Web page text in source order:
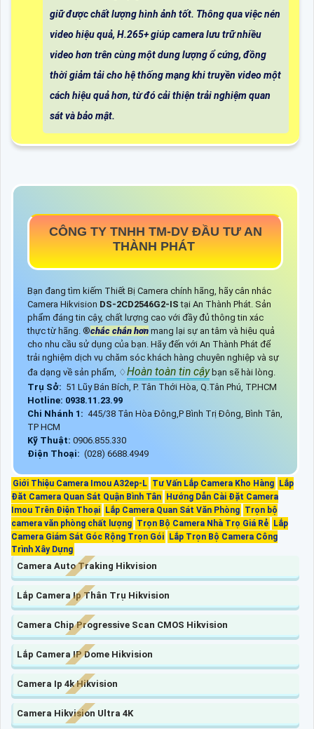
giữ được chất lượng hình ảnh tốt. Thông qua việc nén
video hiệu quả, H.265+ giúp camera lưu trữ nhiều
video hơn trên cùng một dung lượng ổ cứng, đồng
thời giảm tải cho hệ thống mạng khi truyền video một
cách hiệu quả hơn, từ đó cải thiện trải nghiệm quan
sát và bảo mật.
CÔNG TY TNHH TM-DV ĐẦU TƯ AN
THÀNH PHÁT
Bạn đang tìm kiếm Thiết Bị Camera chính hãng, hãy cân nhắc
Camera Hikvision DS-2CD2546G2-IStại An Thành Phát. Sản
phẩm đáng tin cậy, chất lượng cao với đầy đủ thông tin xác
thực từ hãng. ®️chắc chắn hơn mang lại sự an tâm và hiệu quả
cho nhu cầu sử dụng của bạn. Hãy đến với An Thành Phát để
trải nghiệm dịch vụ chăm sóc khách hàng chuyên nghiệp và sự
đa dạng về sản phẩm, ♢Hoàn toàn tin cậybạn sẽ hài lòng.
Trụ Sở: 51 Lũy Bán Bích, P. Tân Thới Hòa, Q.Tân Phú, TP.HCM
Hotline: 0938.11.23.99
Chi Nhánh 1: 445/38 Tân Hòa Đông,P Bình Trị Đông, Bình Tân,
TP HCM
Kỹ Thuật: 0906.855.330
Điện Thoại: (028) 6688.4949
Giới Thiệu Camera Imou A32ep-L Tư Vấn Lắp Camera Kho Hàng Lắp
Đăt Camera Quan Sát Quận Bình Tân Hướng Dẫn Cài Đặt Camera
Imou Trên Điện Thoại Lắp Camera Quan Sát Văn Phòng Trọn bộ
camera văn phòng chất lượng Trọn Bộ Camera Nhà Trọ Giá Rẻ Lắp
Camera Giám Sát Góc Rộng Trọn Gói Lắp Trọn Bộ Camera Công
Trình Xây Dựng
Camera Auto Traking Hikvision
Lắp Camera Ip Thân Trụ Hikvision
Camera Chip Progressive Scan CMOS Hikvision
Lắp Camera IP Dome Hikvision
Camera Ip 4k Hikvision
Camera Hikvision Ultra 4K